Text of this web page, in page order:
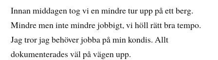
Innan middagen tog vi en mindre tur upp på ett berg.
Mindre men inte mindre jobbigt, vi höll rätt bra tempo.
Jag tror jag behöver jobba på min kondis. Allt
dokumenterades väl på vägen upp.